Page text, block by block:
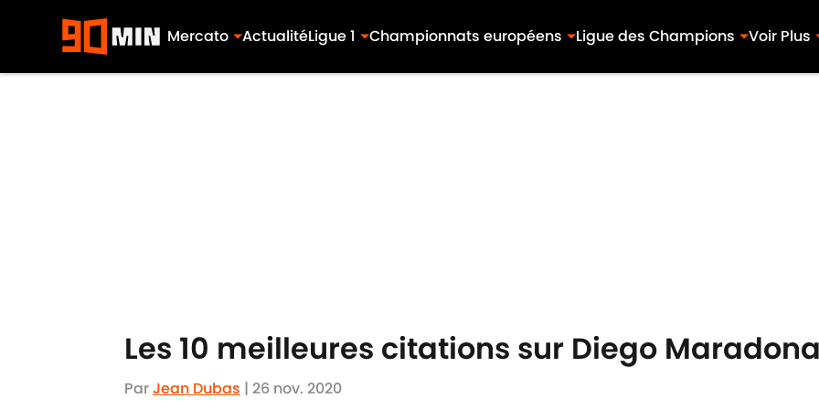
Mercato ActualitéLigue 1 Championnats européens Ligue des Champions Voir Plus
Les 10 meilleures citations sur Diego
ParJean Dubas | 26 nov. 2020